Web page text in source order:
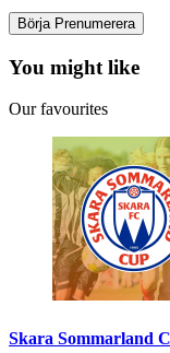
You might like
Our favourites
Skara Sommarland